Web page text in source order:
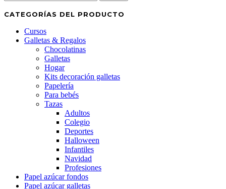
CATEGORÍAS DEL PRODUCTO
Cursos
Galletas & Regalos
Chocolatinas
Galletas
Hogar
Kits decoración galletas
Papelería
Para bebés
Tazas
Adultos
Colegio
Deportes
Halloween
Infantiles
Navidad
Profesiones
Papel azúcar fondos
Papel azúcar galletas